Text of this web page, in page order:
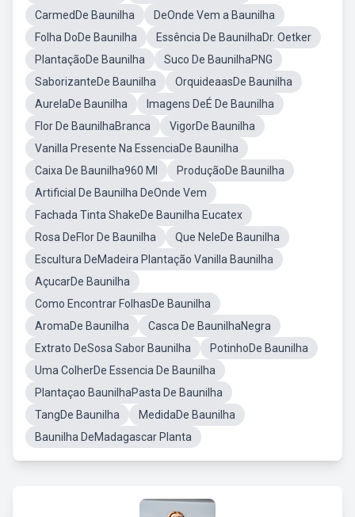
CarmedDe Baunilha
DeOnde Vem a Baunilha
Folha DoDe Baunilha
Essência De BaunilhaDr. Oetker
PlantaçãoDe Baunilha
Suco De BaunilhaPNG
SaborizanteDe Baunilha
OrquideaasDe Baunilha
AurelaDe Baunilha
Imagens DeÉ De Baunilha
Flor De BaunilhaBranca
VigorDe Baunilha
Vanilla Presente Na EssenciaDe Baunilha
Caixa De Baunilha960 Ml
ProduçãoDe Baunilha
Artificial De Baunilha DeOnde Vem
Fachada Tinta ShakeDe Baunilha Eucatex
Rosa DeFlor De Baunilha
Que NeleDe Baunilha
Escultura DeMadeira Plantação Vanilla Baunilha
AçucarDe Baunilha
Como Encontrar FolhasDe Baunilha
AromaDe Baunilha
Casca De BaunilhaNegra
Extrato DeSosa Sabor Baunilha
PotinhoDe Baunilha
Uma ColherDe Essencia De Baunilha
Plantaçao BaunilhaPasta De Baunilha
TangDe Baunilha
MedidaDe Baunilha
Baunilha DeMadagascar Planta